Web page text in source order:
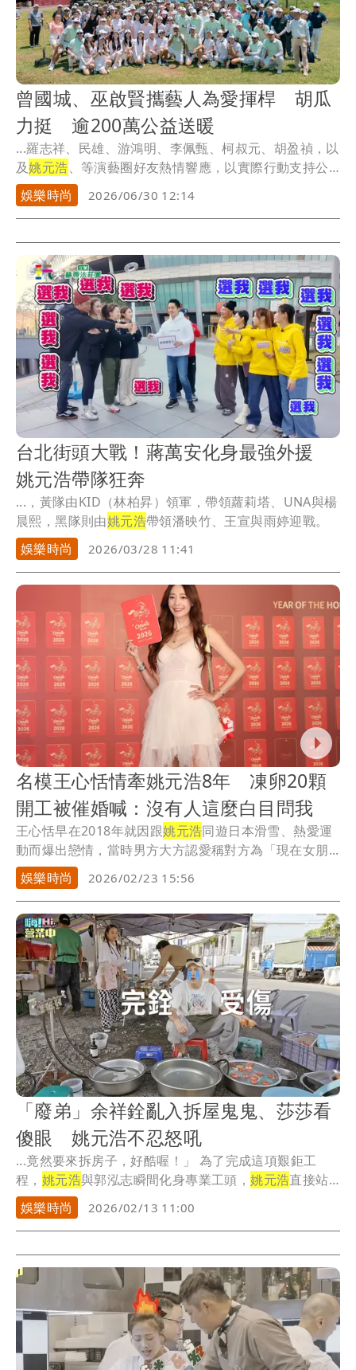
曾國城、巫啟賢攜藝人為愛揮桿 胡瓜
力挺 逾200萬公益送暖
...羅志祥、民雄、游鴻明、李佩甄、柯叔元、胡盈禎，以
及姚元浩、等演藝圈好友熱情響應，以實際行動支持公
益，...
娛樂時尚 2026/06/30 12:14
台北街頭大戰！蔣萬安化身最強外援
姚元浩帶隊狂奔
...，黃隊由KID（林柏昇）領軍，帶領蘿莉塔、UNA與楊
晨熙，黑隊則由姚元浩帶領潘映竹、王宣與雨婷迎戰。
娛樂時尚
2026/03/28 11:41
名模王心恬情牽姚元浩8年 凍卵20顆
開工被催婚喊：沒有人這麼白目問我
王心恬早在2018年就因跟姚元浩同遊日本滑雪、熱愛運
動而爆出戀情，當時男方大方認愛稱對方為「現在女朋...
娛樂時尚
2026/02/23 15:56
「廢弟」余祥銓亂入拆屋鬼鬼、莎莎看
傻眼 姚元浩不忍怒吼
...竟然要來拆房子，好酷喔！」 為了完成這項艱鉅工
程， 姚元浩與郭泓志瞬間化身專業工頭，姚元浩直接站
上屋頂...
娛樂時尚 2026/02/13 11:00